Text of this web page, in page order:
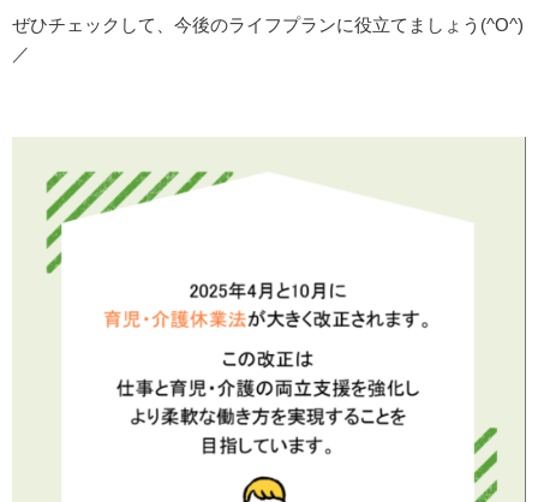
採用情報
​ぜひチェックして、今後のライフプランに役立てましょう(^O^)
／